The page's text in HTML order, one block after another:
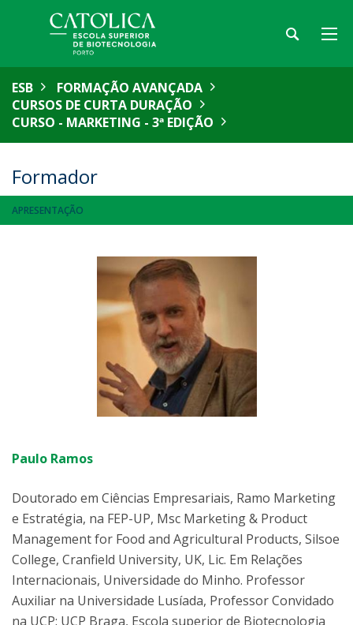
ESB
FORMAÇÃO AVANÇADA
CURSOS DE CURTA DURAÇÃO
CURSO - MARKETING - 3ª EDIÇÃO
Formador
APRESENTAÇÃO
Paulo Ramos
Doutorado em Ciências Empresariais, Ramo Marketing
e Estratégia, na FEP-UP, Msc Marketing & Product
Management for Food and Agricultural Products, Silsoe
College, Cranfield University, UK, Lic. Em Relações
Internacionais, Universidade do Minho. Professor
Auxiliar na Universidade Lusíada, Professor Convidado
na UCP: UCP Braga, Escola superior de Biotecnologia